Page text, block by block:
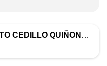
CEDILLO QUIÑONES